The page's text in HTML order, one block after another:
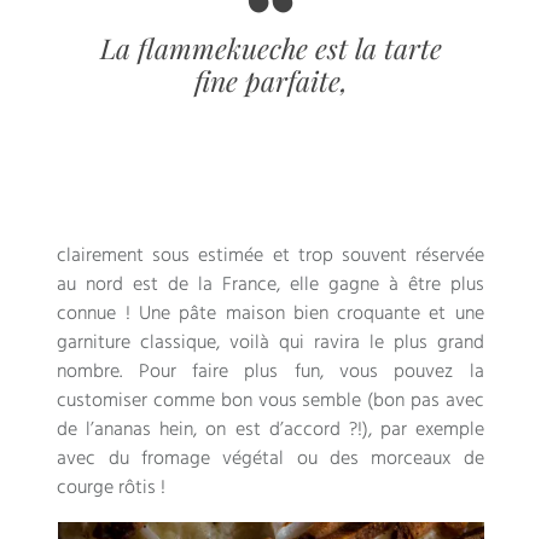
La flammekueche est la tarte
fine parfaite,
clairement sous estimée et trop souvent réservée
au nord est de la France, elle gagne à être plus
connue ! Une pâte maison bien croquante et une
garniture classique, voilà qui ravira le plus grand
nombre. Pour faire plus fun, vous pouvez la
customiser comme bon vous semble (bon pas avec
de l’ananas hein, on est d’accord ?!), par exemple
avec du fromage végétal ou des morceaux de
courge rôtis !